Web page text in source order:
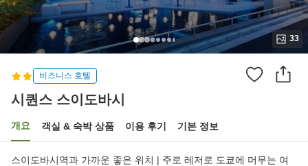
33
비즈니스 호텔
시퀀스 스이도바시
개요 객실 & 숙박 상품 이용 후기 기본 정보
스이도바시역과 가까운 좋은 위치 | 주로 레저로 도쿄에 머무는 여